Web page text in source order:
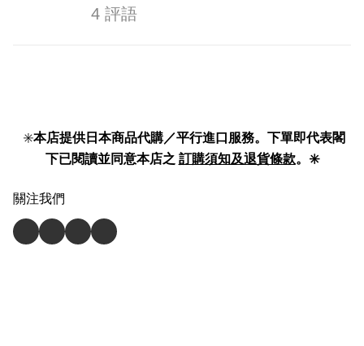
4 評語
✳️本店提供日本商品代購／平行進口服務。下單即代表閣
下已閱讀並同意本店之 訂購須知及退貨條款。✳️
關注我們